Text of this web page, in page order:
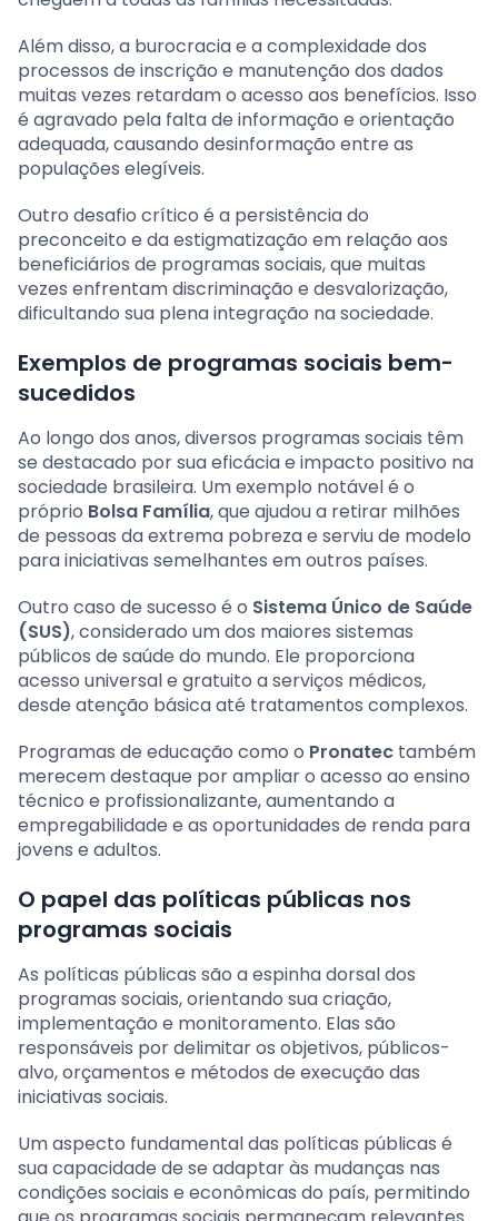
Além disso, a burocracia e a complexidade dos
processos de inscrição e manutenção dos dados
muitas vezes retardam o acesso aos benefícios. Isso
é agravado pela falta de informação e orientação
adequada, causando desinformação entre as
populações elegíveis.
Outro desafio crítico é a persistência do
preconceito e da estigmatização em relação aos
beneficiários de programas sociais, que muitas
vezes enfrentam discriminação e desvalorização,
dificultando sua plena integração na sociedade.
Exemplos de programas sociais bem-
sucedidos
Ao longo dos anos, diversos programas sociais têm
se destacado por sua eficácia e impacto positivo na
sociedade brasileira. Um exemplo notável é o
próprio Bolsa Família, que ajudou a retirar milhões
de pessoas da extrema pobreza e serviu de modelo
para iniciativas semelhantes em outros países.
Outro caso de sucesso é o Sistema Único de Saúde
(SUS), considerado um dos maiores sistemas
públicos de saúde do mundo. Ele proporciona
acesso universal e gratuito a serviços médicos,
desde atenção básica até tratamentos complexos.
Programas de educação como o Pronatec também
merecem destaque por ampliar o acesso ao ensino
técnico e profissionalizante, aumentando a
empregabilidade e as oportunidades de renda para
jovens e adultos.
O papel das políticas públicas nos
programas sociais
As políticas públicas são a espinha dorsal dos
programas sociais, orientando sua criação,
implementação e monitoramento. Elas são
responsáveis por delimitar os objetivos, públicos-
alvo, orçamentos e métodos de execução das
iniciativas sociais.
Um aspecto fundamental das políticas públicas é
sua capacidade de se adaptar às mudanças nas
condições sociais e econômicas do país, permitindo